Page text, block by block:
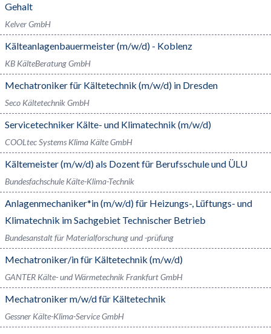
Gehalt
Kelver GmbH
Kälteanlagenbauermeister (m/w/d) - Koblenz
KB KälteBeratung GmbH
Mechatroniker für Kältetechnik (m/w/d) in Dresden
Seco Kältetechnik GmbH
Servicetechniker Kälte- und Klimatechnik (m/w/d)
COOLtec Systems Klima Kälte GmbH
Kältemeister (m/w/d) als Dozent für Berufsschule und ÜLU
Bundesfachschule Kälte-Klima-Technik
Anlagenmechaniker*in (m/w/d) für Heizungs-, Lüftungs- und
Klimatechnik im Sachgebiet Technischer Betrieb
Bundesanstalt für Materialforschung und -prüfung
Mechatroniker/in für Kältetechnik (m/w/d)
GANTER Kälte- und Wärmetechnik Frankfurt GmbH
Mechatroniker m/w/d für Kältetechnik
Gessner Kälte-Klima-Service GmbH